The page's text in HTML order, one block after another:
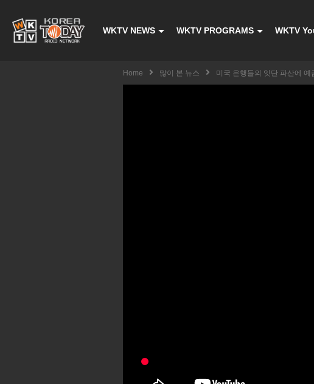
WKTV NEWS WKTV PROGRAMS WKTV
Home 많이 본 뉴스 미국 은행들의 잇단 파산에